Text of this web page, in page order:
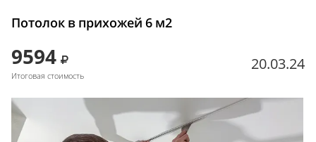
Потолок в прихожей 6 м2
9594
Итоговая стоимость
20.03.24